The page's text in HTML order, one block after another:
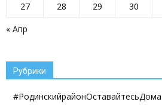
« Апр
27
28 29 30
Рубрики
#РодинскийрайонОставайтесьДома